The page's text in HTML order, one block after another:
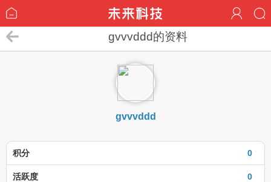
gvvvddd的资料
gvvvddd
0
积分
0
活跃度